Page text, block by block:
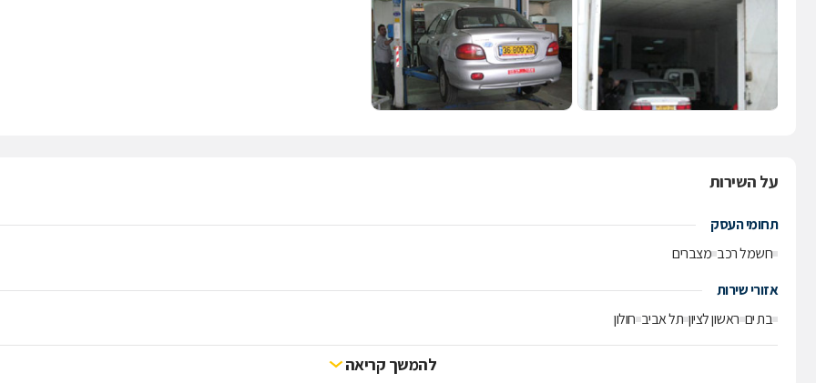
על השירות
תחומי העסק
חשמל רכב מצברים
אזורי שירות
בת ים ראשון לציון תל אביב חולון
להמשך קריאה